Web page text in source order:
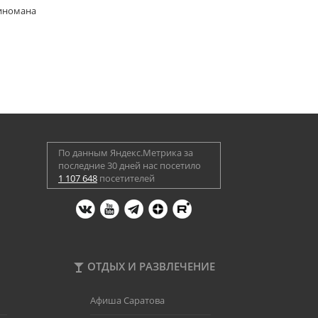
По данным Яндекс.Метрика за
последние 30 дней нас посетило
1 107 648 посетителей
ОТДЫХ И РАЗВЛЕЧЕНИЕ
Афиша Саратова